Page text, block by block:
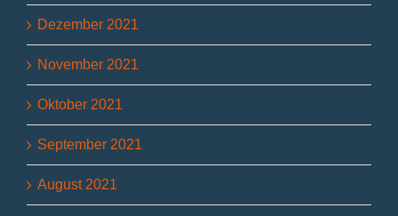
Dezember 2021
November 2021
Oktober 2021
September 2021
August 2021